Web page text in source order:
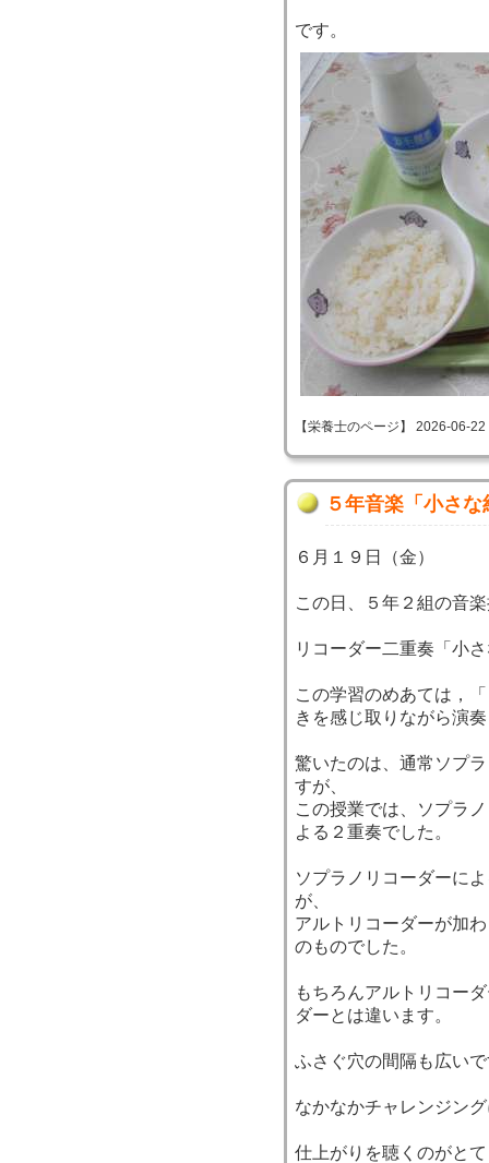
です。
【栄養士のページ】 2026-06-
５年音楽「小さな
６月１９日（金）
この日、５年２組の音
リコーダー二重奏「小
この学習のめあては，
きを感じ取りながら演
驚いたのは、通常ソプ
すが、
この授業では、ソプラ
よる２重奏でした。
ソプラノリコーダーに
が、
アルトリコーダーが加
のものでした。
もちろんアルトリコー
ダーとは違います。
ふさぐ穴の間隔も広い
なかなかチャレンジン
仕上がりを聴くのがと